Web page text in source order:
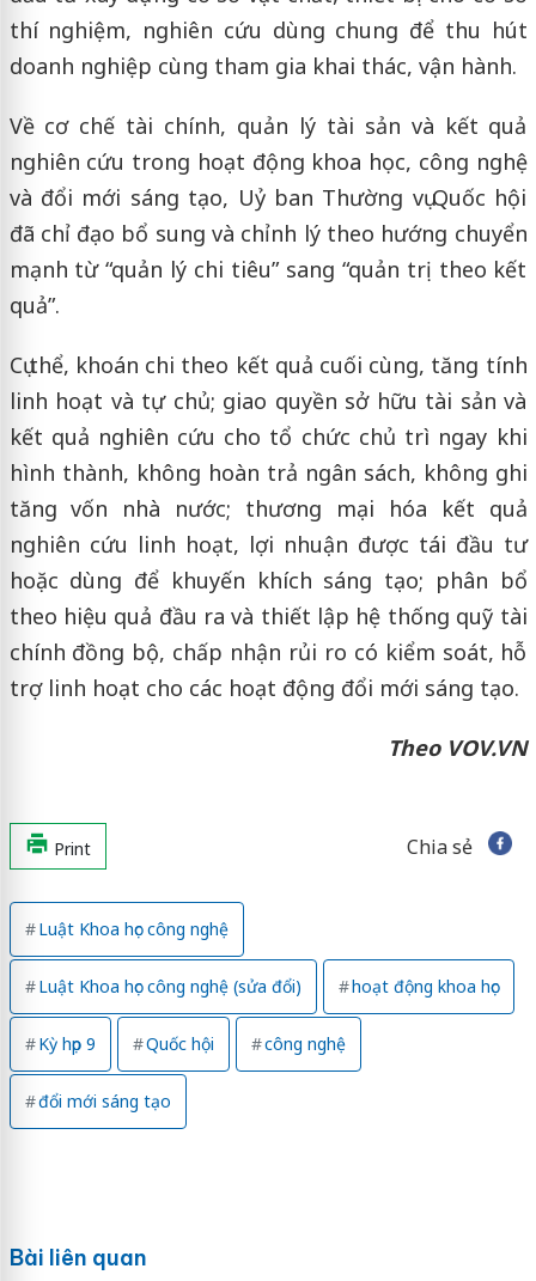
thí nghiệm, nghiên cứu dùng chung để thu hút
doanh nghiệp cùng tham gia khai thác, vận hành.
Về cơ chế tài chính, quản lý tài sản và kết quả
nghiên cứu trong hoạt động khoa học, công nghệ
và đổi mới sáng tạo, Uỷ ban Thường vụ Quốc hội
đã chỉ đạo bổ sung và chỉnh lý theo hướng chuyển
mạnh từ “quản lý chi tiêu” sang “quản trị theo kết
quả”.
Cụ thể, khoán chi theo kết quả cuối cùng, tăng tính
linh hoạt và tự chủ; giao quyền sở hữu tài sản và
kết quả nghiên cứu cho tổ chức chủ trì ngay khi
hình thành, không hoàn trả ngân sách, không ghi
tăng vốn nhà nước; thương mại hóa kết quả
nghiên cứu linh hoạt, lợi nhuận được tái đầu tư
hoặc dùng để khuyến khích sáng tạo; phân bổ
theo hiệu quả đầu ra và thiết lập hệ thống quỹ tài
chính đồng bộ, chấp nhận rủi ro có kiểm soát, hỗ
trợ linh hoạt cho các hoạt động đổi mới sáng tạo.
Theo VOV.VN
Print Chia sẻ
Luật Khoa học công nghệ
Luật Khoa học công nghệ (sửa đổi) hoạt động khoa học
Kỳ họp 9 Quốc hội công nghệ
đổi mới sáng tạo
Bài liên quan